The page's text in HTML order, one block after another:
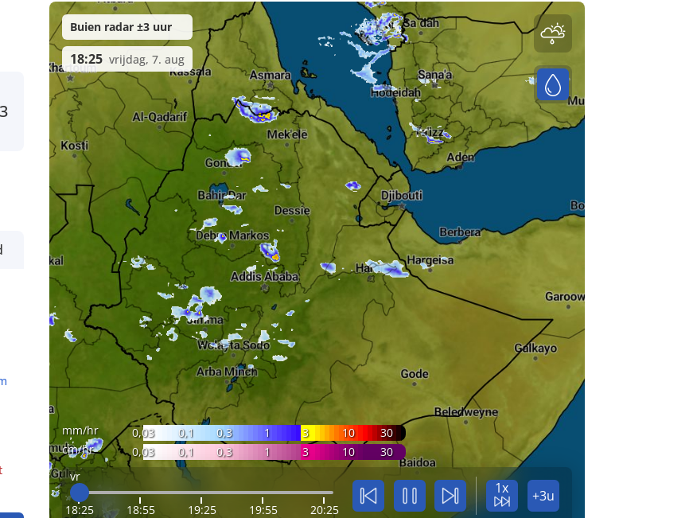
3
mm/hr 0,03 0,1 0,3 1 3 10
30
cm/hr
0,03 0,1 0,3 1 3 10
30
vr
18:25 18:55 19:25 19:55 20:25
1x +3u
Buien radar ±3 uur
18:25 vrijdag, 7. aug